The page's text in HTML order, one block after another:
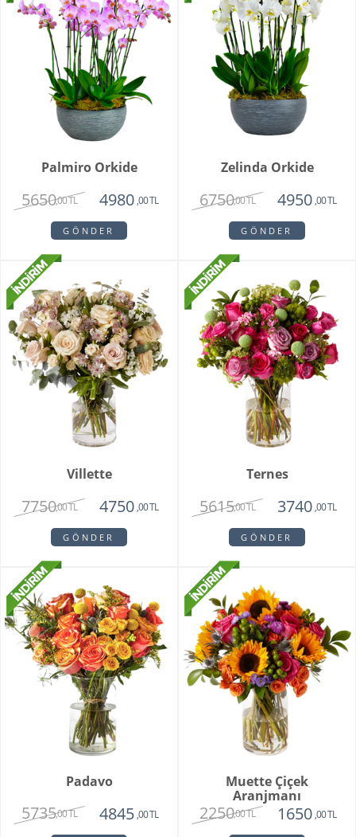
Palmiro Orkide
5650,00 TL 4980 ,00 TL
GÖNDER
Zelinda Orkide
6750,00 TL 4950 ,00 TL
GÖNDER
Villette
7750,00 TL 4750,00 TL
GÖNDER
Ternes
5615,00 TL 3740,00 TL
GÖNDER
Padavo
5735,00 TL 4845 ,00 TL
Muette Çiçek
Aranjmanı
2250,00 TL 1650 ,00 TL